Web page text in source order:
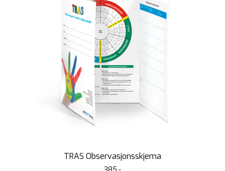
TRAS Observasjonsskjema